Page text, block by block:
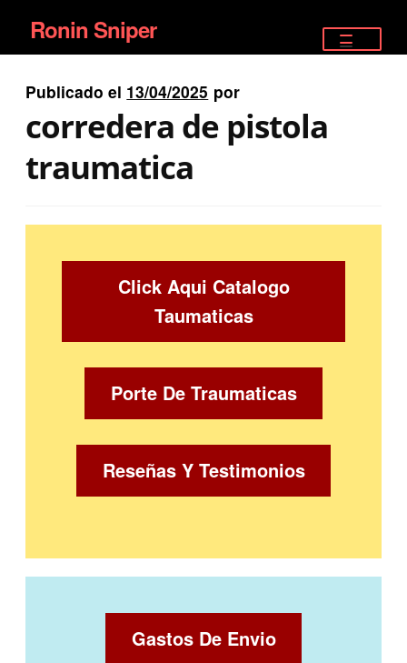
Ir
a
la
navegación
Ir
al
contenido
Ronin Sniper
EQUIPAMIENTO ÉLITE
Publicado el 13/04/2025 por
corredera de pistola
traumatica
Click Aqui Catalogo
Taumaticas
Porte De Traumaticas
Reseñas Y Testimonios
Gastos De Envio